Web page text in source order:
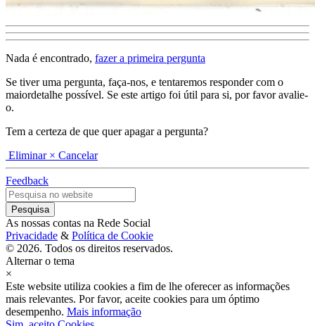
Nada é encontrado, fazer a primeira pergunta
Se tiver uma pergunta, faça-nos, e tentaremos responder com o
maiordetalhe possível. Se este artigo foi útil para si, por favor avalie-
o.
Tem a certeza de que quer apagar a pergunta?
Eliminar × Cancelar
Feedback
As nossas contas na Rede Social
Privacidade & Política de Cookie
© 2026. Todos os direitos reservados.
Alternar o tema
×
Este website utiliza cookies a fim de lhe oferecer as informações
mais relevantes. Por favor, aceite cookies para um óptimo
desempenho. Mais informação